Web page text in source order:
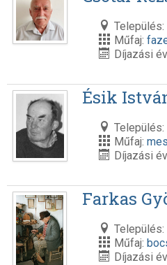
Település:
Műfaj:
Díjazási
Ésik
Település:
Műfaj:
Díjazási
Farkas
Település:
Műfaj:
Díjazási